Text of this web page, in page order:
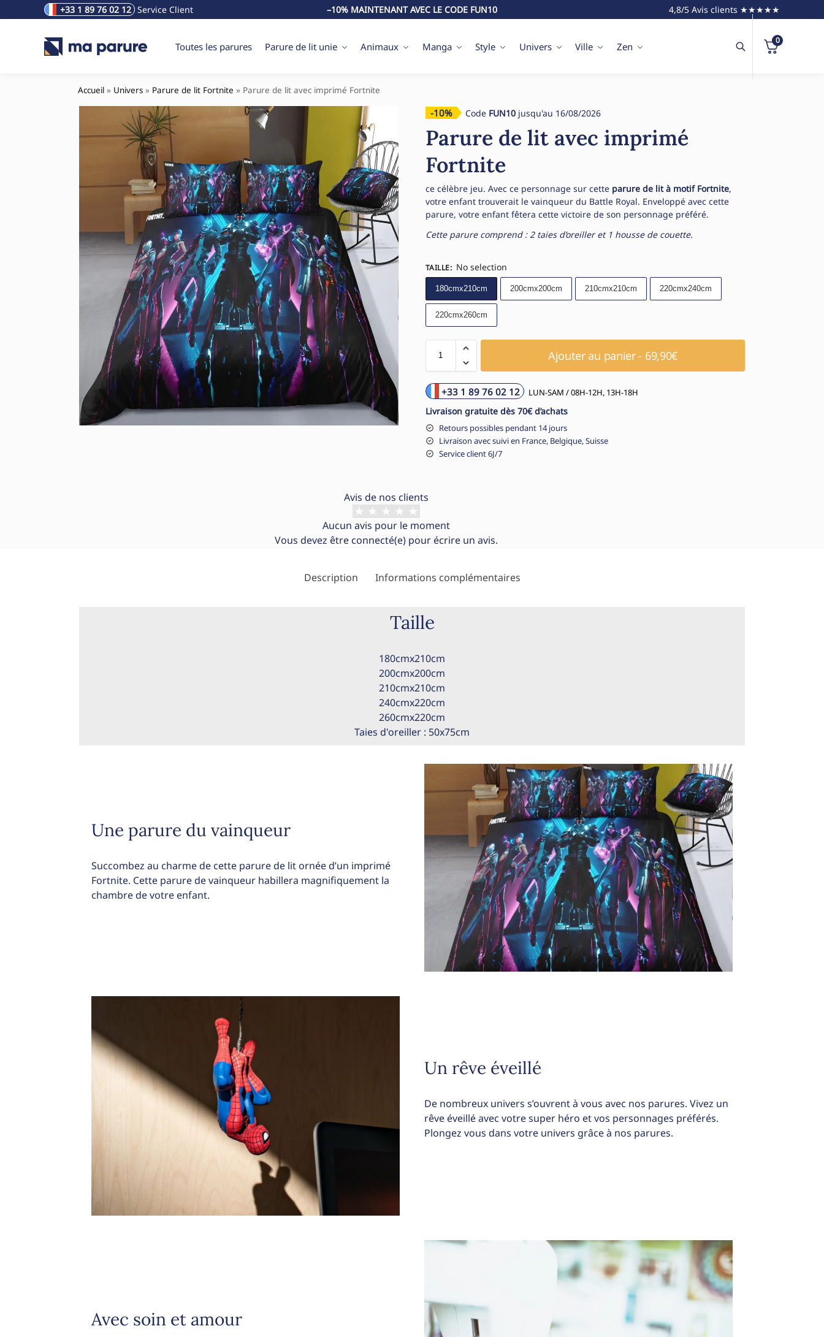
+33 1 89 76 02 12 Service Client –10% MAINTENANT AVEC LE CODE FUN10 4,8/5 Avis clients ★★★★★
Toutes les parures Parure de lit unie Animaux Manga Style Univers Ville Zen
Rechercher un produit
0
Accueil » Univers » Parure de lit Fortnite » Parure de lit avec imprimé Fortnite
-10% Code FUN10jusqu'au 16/08/2026
Parure de lit avec imprimé
Fortnite
ce célèbre jeu. Avec ce personnage sur cette parure de lit à motif Fortnite,
votre enfant trouverait le vainqueur du Battle Royal. Enveloppé avec cette
parure, votre enfant fêtera cette victoire de son personnage préféré.
Cette parure comprend : 2 taies d’oreiller et 1 housse de couette.
TAILLE: No selection
180cmx210cm 200cmx200cm 210cmx210cm 220cmx240cm
220cmx260cm
Ajouter au panier - 69,90€
+33 1 89 76 02 12 LUN-SAM / 08H-12H, 13H-18H
Livraison gratuite dès 70€ d’achats
Retours possibles pendant 14 jours
Livraison avec suivi en France, Belgique, Suisse
Service client 6J/7
Avis de nos clients
Aucun avis pour le moment
Vous devez être connecté(e) pour écrire un avis.
Description Informations complémentaires
Taille
180cmx210cm
200cmx200cm
210cmx210cm
240cmx220cm
260cmx220cm
Taies d'oreiller : 50x75cm
Une parure du vainqueur
Succombez au charme de cette parure de lit ornée d’un imprimé
Fortnite. Cette parure de vainqueur habillera magnifiquement la
chambre de votre enfant.
Un rêve éveillé
De nombreux univers s’ouvrent à vous avec nos parures. Vivez un
rêve éveillé avec votre super héro et vos personnages préférés.
Plongez vous dans votre univers grâce à nos parures.
Avec soin et amour